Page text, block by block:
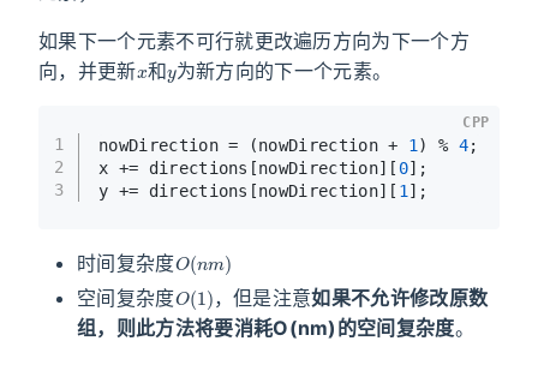
如果下一个元素不可行就更改遍历方向为下一个方
向，并更新
x
和
y
为新方向的下一个元素。
1
2
3
nowDirection = (nowDirection + 1 ) % 4;
x += directions[nowDirection][ 0];
y += directions[nowDirection][ 1 ];
CPP
时间复杂度
空间复杂度
(
，但是注意如果不允许修改原数
组，则此方法将要消耗O(nm)的空间复杂度。